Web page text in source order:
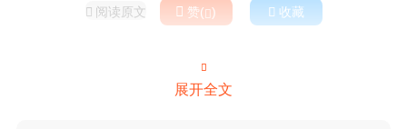
 阅读原文  赞()  收藏

展开全文